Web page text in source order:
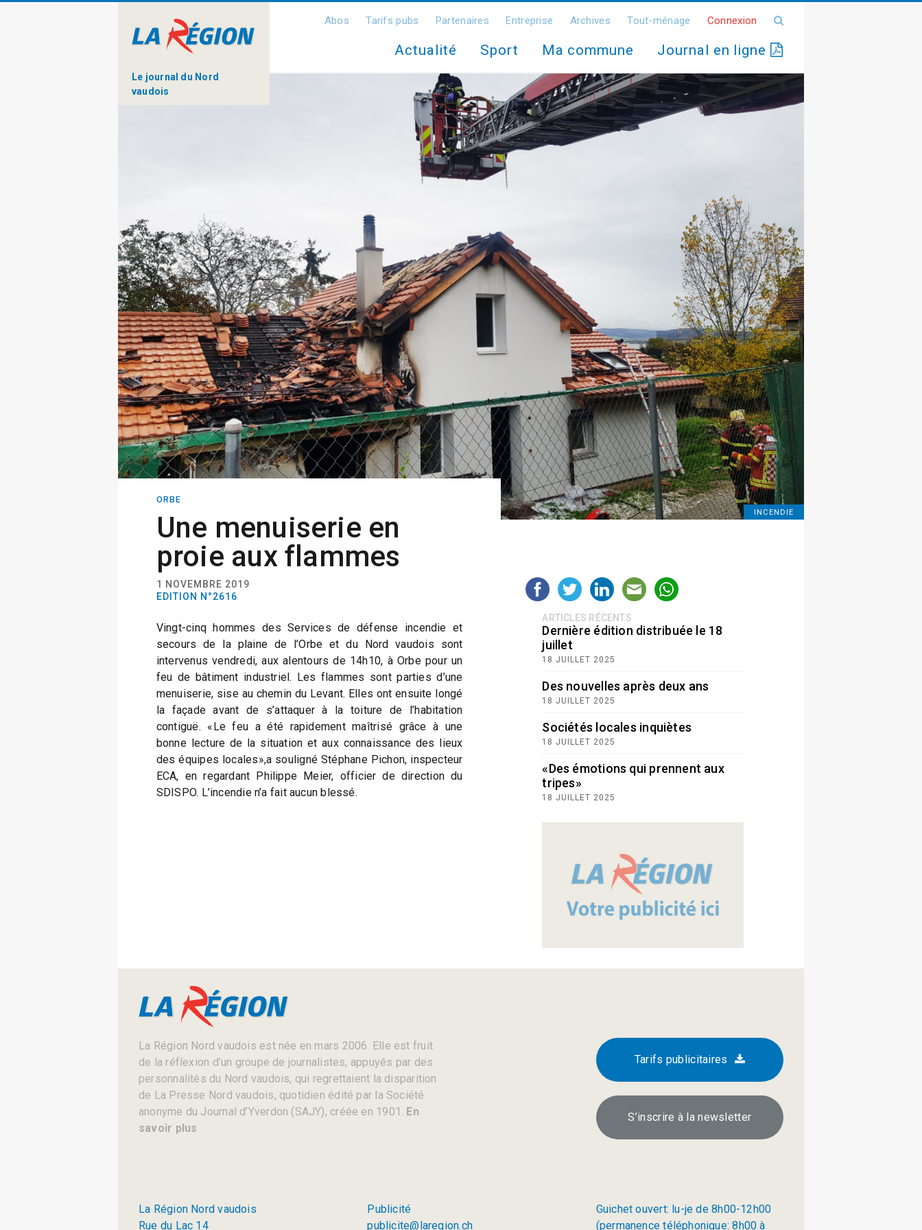
Le journal du Nord
vaudois
Abos Tarifs pubs Partenaires Entreprise Archives Tout-ménage Connexion
Actualité Sport Ma commune Journal en ligne
INCENDIE
ORBE
Une menuiserie en
proie aux flammes
1 NOVEMBRE 2019
EDITION N°2616
Vingt-cinq hommes des Services de défense incendie et
secours de la plaine de l’Orbe et du Nord vaudois sont
intervenus vendredi, aux alentours de 14h10, à Orbe pour un
feu de bâtiment industriel. Les flammes sont parties d’une
menuiserie, sise au chemin du Levant. Elles ont ensuite longé
la façade avant de s’attaquer à la toiture de l’habitation
contiguë. «Le feu a été rapidement maîtrisé grâce à une
bonne lecture de la situation et aux connaissance des lieux
des équipes locales»,a souligné Stéphane Pichon, inspecteur
ECA, en regardant Philippe Meier, officier de direction du
SDISPO. L’incendie n’a fait aucun blessé.
ARTICLES RÉCENTS
Dernière édition distribuée le 18
juillet
18 JUILLET 2025
Des nouvelles après deux ans
18 JUILLET 2025
Sociétés locales inquiètes
18 JUILLET 2025
«Des émotions qui prennent aux
tripes»
18 JUILLET 2025
La Région Nord vaudois est née en mars 2006. Elle est fruit
de la réflexion d’un groupe de journalistes, appuyés par des
personnalités du Nord vaudois, qui regrettaient la disparition
de La Presse Nord vaudois, quotidien édité par la Société
anonyme du Journal d’Yverdon (SAJY), créée en 1901. En
savoir plus
Tarifs publicitaires
S’inscrire à la newsletter
La Région Nord vaudois
Rue du Lac 14
Publicité
publicite@laregion.ch
Guichet ouvert: lu-je de 8h00-12h00
(permanence téléphonique: 8h00 à